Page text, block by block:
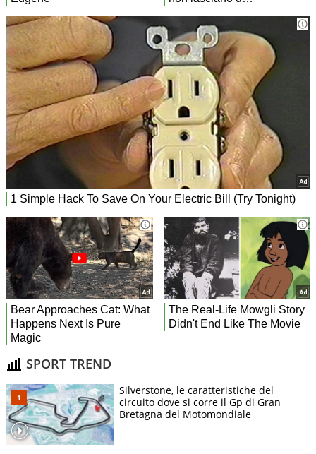
SPORT TREND
Silverstone, le caratteristiche del
circuito dove si corre il Gp di Gran
Bretagna del Motomondiale